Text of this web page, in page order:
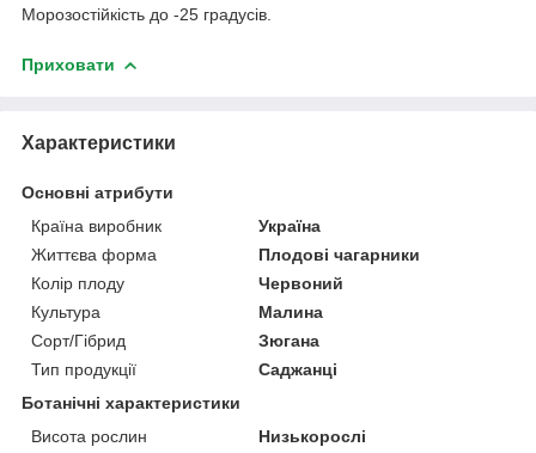
Морозостійкість до -25 градусів.
Приховати
Характеристики
Основні атрибути
Країна виробник
Україна
Життєва форма
Плодові чагарники
Колір плоду
Червоний
Культура
Малина
Сорт/Гібрид
Зюгана
Тип продукції
Саджанці
Ботанічні характеристики
Висота рослин
Низькорослі